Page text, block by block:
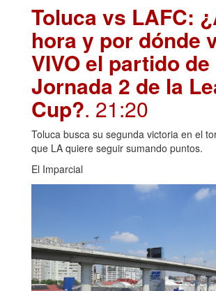
Toluca vs LAFC:
hora y por dónde
VIVO el partido de
Jornada 2 de la
Cup?. 21:20
Toluca busca su segunda victoria en el
que LA quiere seguir sumando puntos.
El Imparcial